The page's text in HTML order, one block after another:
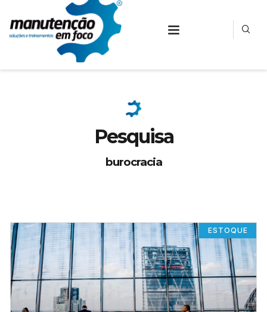
Pesquisa
burocracia
ESTOQUE